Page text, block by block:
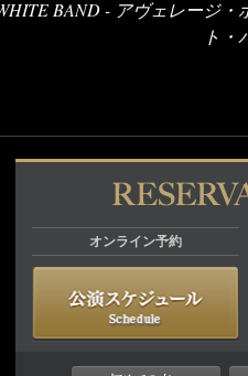
BAND - アヴェレージ・
ト・
オンライン予約